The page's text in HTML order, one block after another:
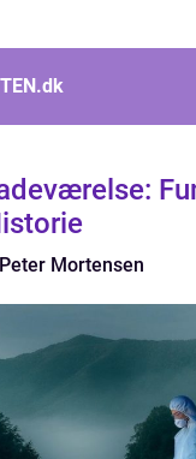
dk
Peter Mortensen